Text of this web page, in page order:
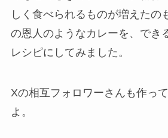
しく食べられるものが増えたの
の恩人のようなカレーを、でき
レシピにしてみました。
Xの相互フォロワーさんも作っ
よ。